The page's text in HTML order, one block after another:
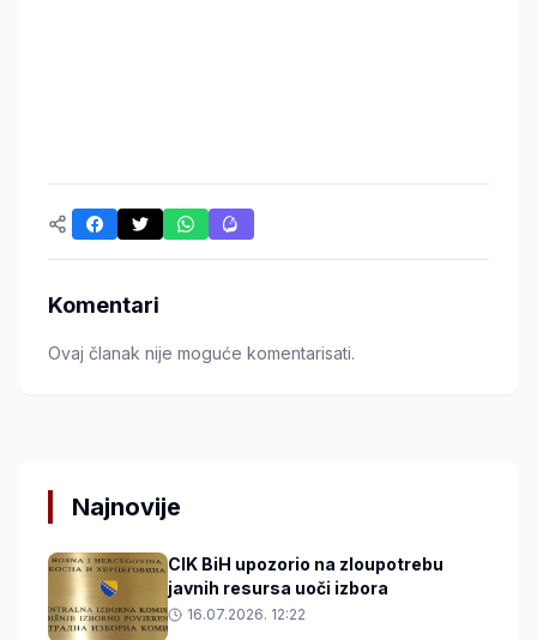
Komentari
Ovaj članak nije moguće komentarisati.
Najnovije
CIK BiH upozorio na zloupotrebu
javnih resursa uoči izbora
16.07.2026. 12:22